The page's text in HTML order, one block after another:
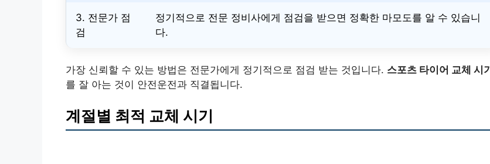
3. 전문가 점
검
정기적으로 전문 정비사에게 점검을 받으면 정확한 마모도를 알 수 있습니
다.
가장 신뢰할 수 있는 방법은 전문가에게 정기적으로 점검 받는 것입니다. 스포츠 타이어 교체 시기
를 잘 아는 것이 안전운전과 직결됩니다.
계절별 최적 교체 시기